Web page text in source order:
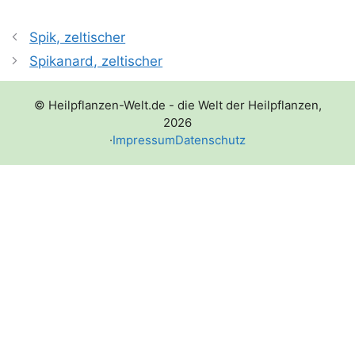
Spik, zeltischer
Spikanard, zeltischer
© Heilpflanzen-Welt.de - die Welt der Heilpflanzen,
2026
·ImpressumDatenschutz